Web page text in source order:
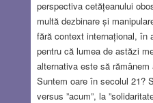
perspectiva cetățeanului
multă dezbinare și
fără context internațional, în
pentru că lumea de astăzi
alternativa este să
Suntem oare în secolul 21?
versus ”acum”, la